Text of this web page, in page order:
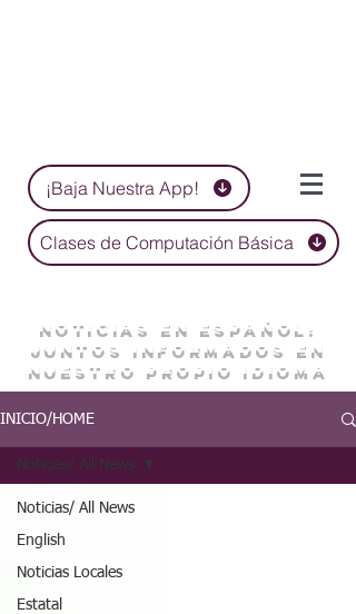
¡Baja Nuestra App!
Clases de Computación Básica
NOTICIAS EN ESPAÑOL:
JUNTOS INFORMADOS EN
NUESTRO PROPIO IDIOMA
INICIO/HOME
Noticias/ All News
English
Noticias Locales
Estatal
Noticias/ All News